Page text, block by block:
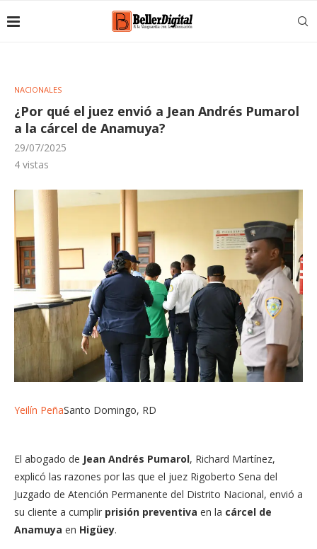
NACIONALES
¿Por qué el juez envió a Jean Andrés Pumarol
a la cárcel de Anamuya?
29/07/2025
4 vistas
Yeilín PeñaSanto Domingo, RD
El abogado de Jean Andrés Pumarol, Richard Martínez,
explicó las razones por las que el juez Rigoberto Sena del
Juzgado de Atención Permanente del Distrito Nacional, envió a
su cliente a cumplir prisión preventiva en la cárcel de
Anamuya en Higüey.